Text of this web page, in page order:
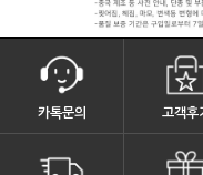
카톡문의 고객후